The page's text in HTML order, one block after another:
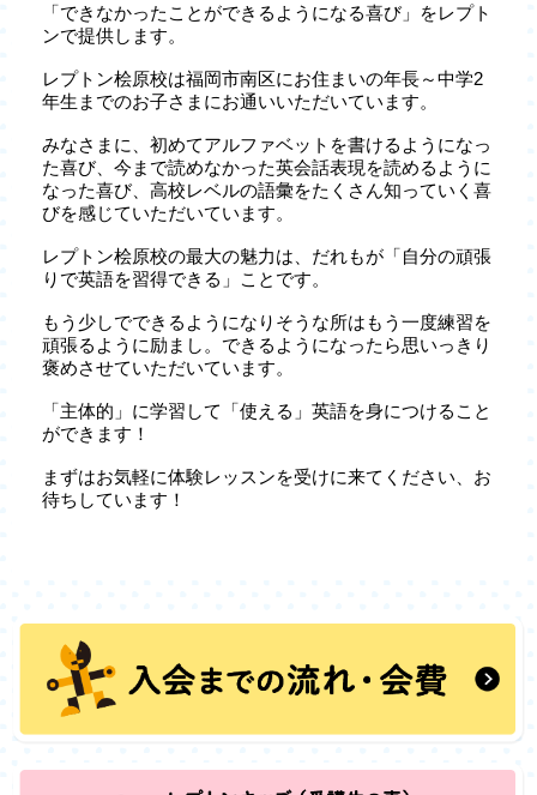
「できなかったことができるようになる喜び」をレプト
ンで提供します。
レプトン桧原校は福岡市南区にお住まいの年長～中学2
年生までのお子さまにお通いいただいています。
みなさまに、初めてアルファベットを書けるようになっ
た喜び、今まで読めなかった英会話表現を読めるように
なった喜び、高校レベルの語彙をたくさん知っていく喜
びを感じていただいています。
レプトン桧原校の最大の魅力は、だれもが「自分の頑張
りで英語を習得できる」ことです。
もう少しでできるようになりそうな所はもう一度練習を
頑張るように励まし。できるようになったら思いっきり
褒めさせていただいています。
「主体的」に学習して「使える」英語を身につけること
ができます！
まずはお気軽に体験レッスンを受けに来てください、お
待ちしています！